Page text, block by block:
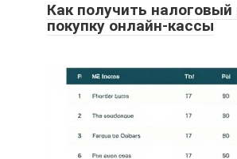
Как получить налоговый
покупку онлайн-кассы